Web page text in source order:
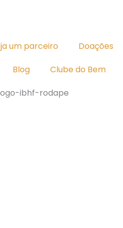
um parceiro
Doações
Blog Clube do Bem